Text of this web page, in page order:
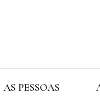
AS PESSOAS